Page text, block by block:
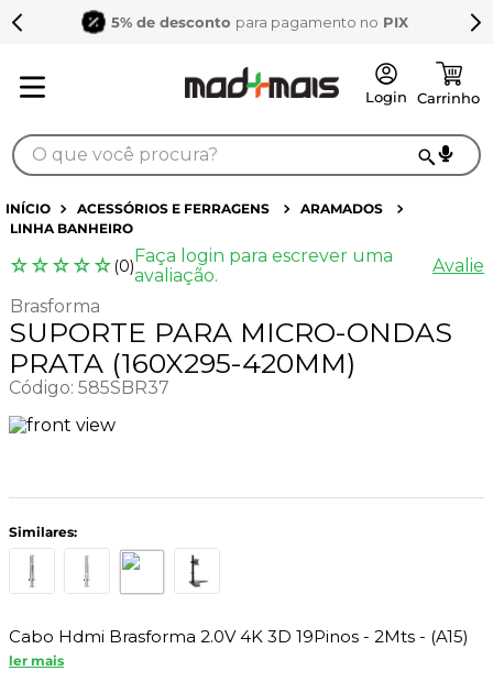
5% de desconto para pagamento no PIX
O que você procura?
ACESSÓRIOS E FERRAGENS
ARAMADOS
LINHA BANHEIRO
☆☆☆☆☆ (0) Faça login para escrever uma
avaliação.
Avalie
Brasforma
SUPORTE PARA MICRO-ONDAS
PRATA (160X295-420MM)
Código: 585SBR37
Cabo Hdmi Brasforma 2.0V 4K 3D 19Pinos - 2Mts - (A15)
ler mais
TERMOS MAIS BUSCADOS
1º
sarrafo
2
compensados
3º
compensado naval
4º
mdf 15mm
5º
napa
6º
puxador
9º
pinus
carpete